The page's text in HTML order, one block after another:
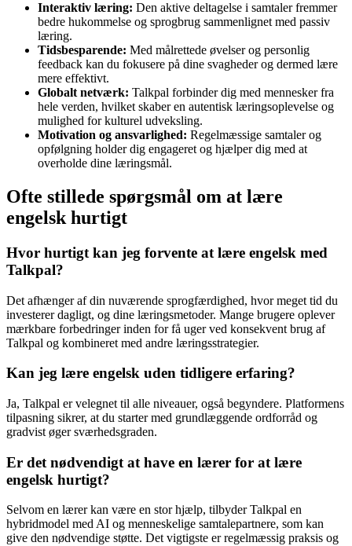
Interaktiv læring: Den aktive deltagelse i samtaler fremmer
bedre hukommelse og sprogbrug sammenlignet med passiv
læring.
Tidsbesparende: Med målrettede øvelser og personlig
feedback kan du fokusere på dine svagheder og dermed lære
mere effektivt.
Globalt netværk: Talkpal forbinder dig med mennesker fra
hele verden, hvilket skaber en autentisk læringsoplevelse og
mulighed for kulturel udveksling.
Motivation og ansvarlighed: Regelmæssige samtaler og
opfølgning holder dig engageret og hjælper dig med at
overholde dine læringsmål.
Ofte stillede spørgsmål om at lære
engelsk hurtigt
Hvor hurtigt kan jeg forvente at lære engelsk med
Talkpal?
Det afhænger af din nuværende sprogfærdighed, hvor meget tid du
investerer dagligt, og dine læringsmetoder. Mange brugere oplever
mærkbare forbedringer inden for få uger ved konsekvent brug af
Talkpal og kombineret med andre læringsstrategier.
Kan jeg lære engelsk uden tidligere erfaring?
Ja, Talkpal er velegnet til alle niveauer, også begyndere. Platformens
tilpasning sikrer, at du starter med grundlæggende ordforråd og
gradvist øger sværhedsgraden.
Er det nødvendigt at have en lærer for at lære
engelsk hurtigt?
Selvom en lærer kan være en stor hjælp, tilbyder Talkpal en
hybridmodel med AI og menneskelige samtalepartnere, som kan
give den nødvendige støtte. Det vigtigste er regelmæssig praksis og